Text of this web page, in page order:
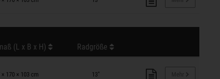
(L x B x H) Radgröße
× 170 × 103 cm 13"